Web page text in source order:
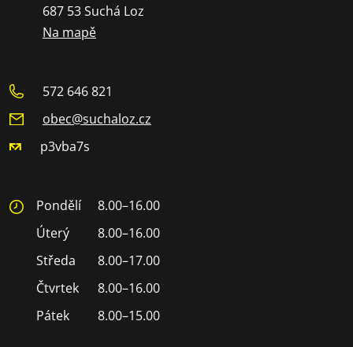
687 53 Suchá Loz
Na mapě
572 646 821
obec@suchaloz.cz
p3vba7s
Pondělí
8.00–16.00
Úterý
8.00–16.00
Středa
8.00–17.00
Čtvrtek
8.00–16.00
Pátek
8.00–15.00